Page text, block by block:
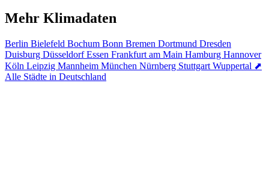
Mehr Klimadaten
Berlin Bielefeld Bochum Bonn Bremen Dortmund Dresden
Duisburg DüsseldorfEssen Frankfurt am Main Hamburg Hannover
Köln Leipzig Mannheim München Nürnberg Stuttgart Wuppertal ⬈
Alle Städte in Deutschland